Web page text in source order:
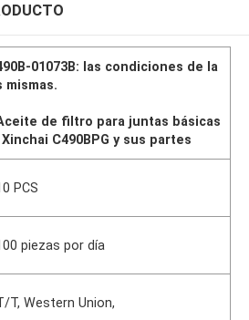
01073B: las condiciones de la
mismas.
de filtro para juntas básicas
Xinchai C490BPG y sus partes
PCS
piezas por día
T, Western Union,